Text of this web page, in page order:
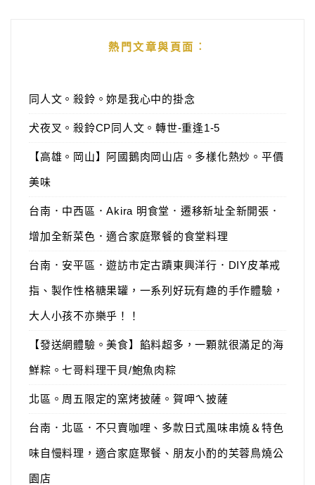
熱門文章與頁面︰
同人文。殺鈴。妳是我心中的掛念
犬夜叉。殺鈴CP同人文。轉世-重逢1-5
【高雄。岡山】阿國鵝肉岡山店。多樣化熱炒。平價
美味
台南．中西區．Akira 明食堂．遷移新址全新開張．
增加全新菜色．適合家庭聚餐的食堂料理
台南．安平區．遊訪市定古蹟東興洋行．DIY皮革戒
指、製作性格糖果罐，一系列好玩有趣的手作體驗，
大人小孩不亦樂乎！！
【發送網體驗。美食】餡料超多，一顆就很滿足的海
鮮粽。七哥料理干貝/鮑魚肉粽
北區。周五限定的窯烤披薩。賀呷ㄟ披薩
台南．北區．不只賣咖哩、多款日式風味串燒＆特色
味自慢料理，適合家庭聚餐、朋友小酌的芙蓉鳥燒公
園店